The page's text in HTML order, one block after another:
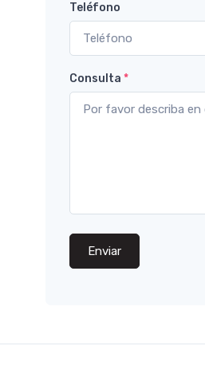
Teléfono
Consulta *
Enviar